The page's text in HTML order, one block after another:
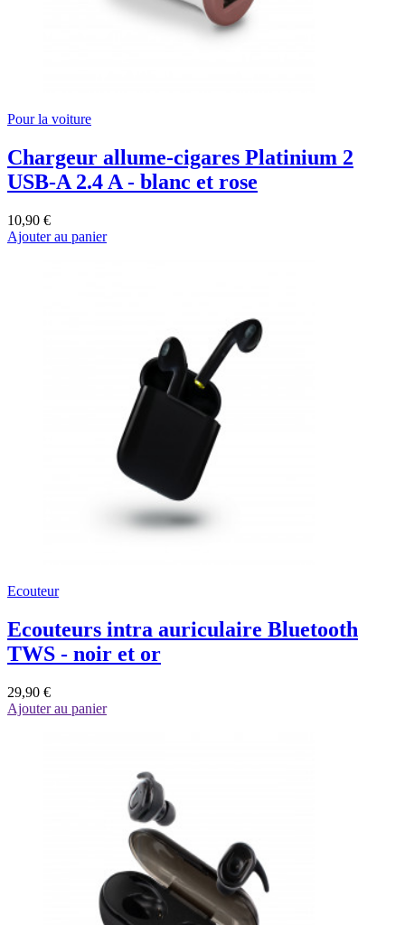
Pour la voiture
Chargeur allume-cigares Platinium 2
USB-A 2.4 A - blanc et rose
10,90 €
Ajouter au panier
Ecouteur
Ecouteurs intra auriculaire Bluetooth
TWS - noir et or
29,90 €
Ajouter au panier